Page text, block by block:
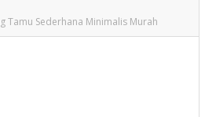
Tamu Sederhana Minimalis Murah